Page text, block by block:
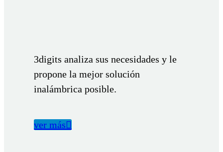
3digits analiza sus necesidades y le
propone la mejor solución
inalámbrica posible.
ver más